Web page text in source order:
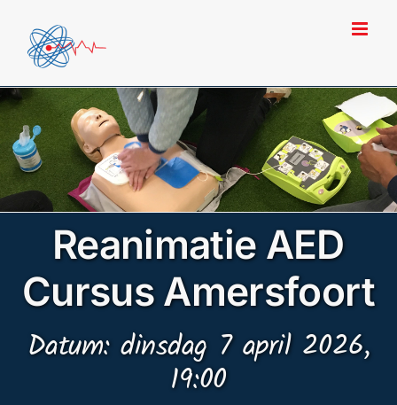
naar
inhoud
Reanimatie AED
Cursus Amersfoort
Datum: dinsdag 7 april 2026,
19:00